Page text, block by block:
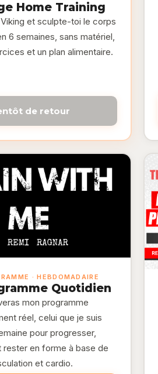
Home Training
et sculpte-toi le corps
6 semaines, sans matériel,
et un plan alimentaire.
de retour
· HEBDOMADAIRE
Quotidien
mon programme
réel, celui que je suis
pour progresser,
en forme à base de
et cardio.